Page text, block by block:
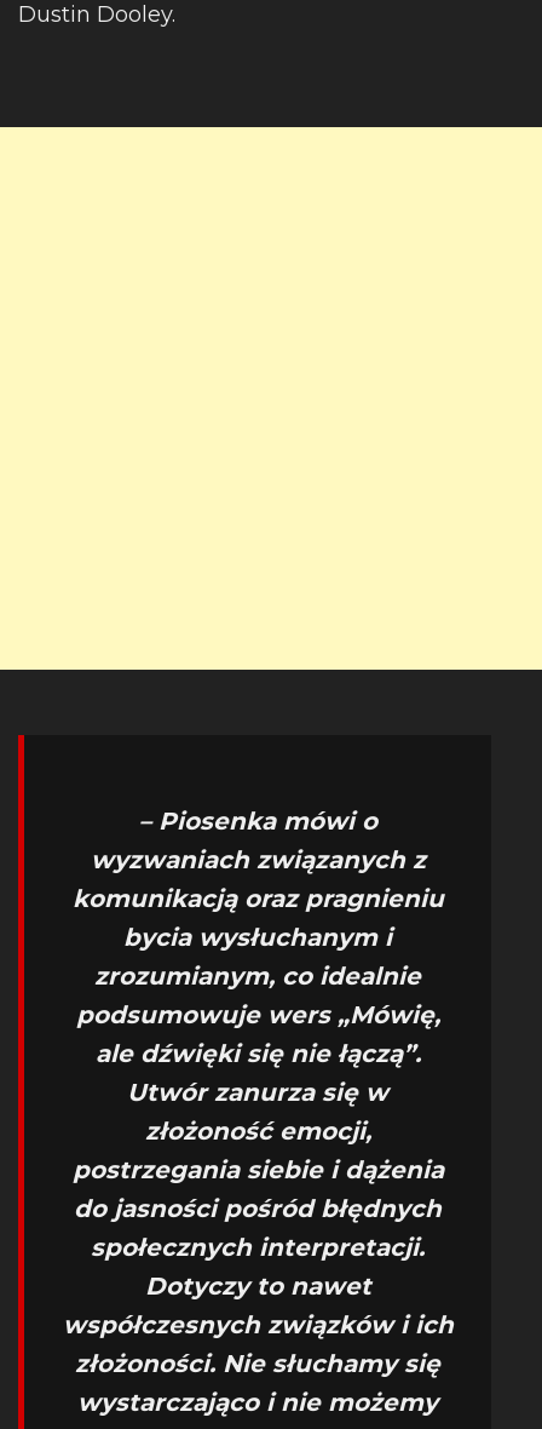
Dustin Dooley.
– Piosenka mówi o
wyzwaniach związanych z
komunikacją oraz pragnieniu
bycia wysłuchanym i
zrozumianym, co idealnie
podsumowuje wers „Mówię,
ale dźwięki się nie łączą”.
Utwór zanurza się w
złożoność emocji,
postrzegania siebie i dążenia
do jasności pośród błędnych
społecznych interpretacji.
Dotyczy to nawet
współczesnych związków i ich
złożoności. Nie słuchamy się
wystarczająco i nie możemy